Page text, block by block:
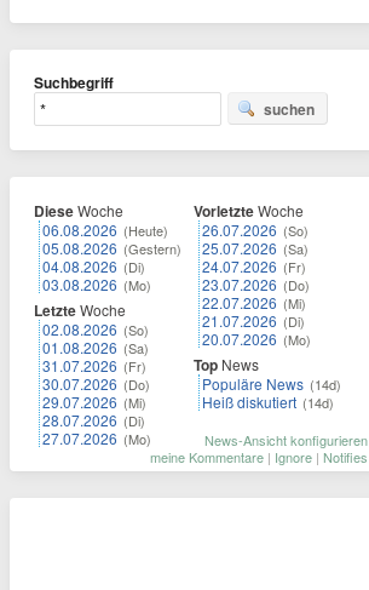
Suchbegriff
suchen
DieseWoche
06.08.2026 (Heute)
05.08.2026 (Gestern)
04.08.2026 (Di)
03.08.2026 (Mo)
LetzteWoche
02.08.2026 (So)
01.08.2026 (Sa)
31.07.2026 (Fr)
30.07.2026 (Do)
29.07.2026 (Mi)
28.07.2026 (Di)
27.07.2026 (Mo)
VorletzteWoche
26.07.2026 (So)
25.07.2026 (Sa)
24.07.2026 (Fr)
23.07.2026 (Do)
22.07.2026 (Mi)
21.07.2026 (Di)
20.07.2026 (Mo)
Top News
Populäre News (14d)
Heiß diskutiert (14d)
News-Ansicht konfigurieren
meine Kommentare | Ignore | Notifies